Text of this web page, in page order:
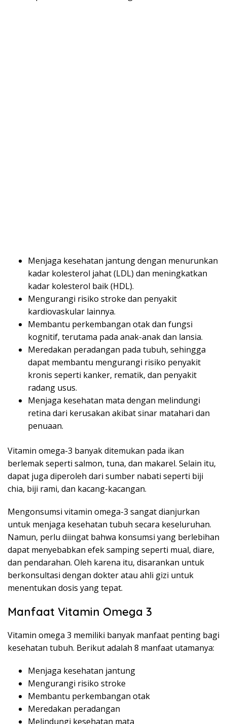
Menjaga kesehatan jantung dengan menurunkan
kadar kolesterol jahat (LDL) dan meningkatkan
kadar kolesterol baik (HDL).
Mengurangi risiko stroke dan penyakit
kardiovaskular lainnya.
Membantu perkembangan otak dan fungsi
kognitif, terutama pada anak-anak dan lansia.
Meredakan peradangan pada tubuh, sehingga
dapat membantu mengurangi risiko penyakit
kronis seperti kanker, rematik, dan penyakit
radang usus.
Menjaga kesehatan mata dengan melindungi
retina dari kerusakan akibat sinar matahari dan
penuaan.
Vitamin omega-3 banyak ditemukan pada ikan
berlemak seperti salmon, tuna, dan makarel. Selain itu,
dapat juga diperoleh dari sumber nabati seperti biji
chia, biji rami, dan kacang-kacangan.
Mengonsumsi vitamin omega-3 sangat dianjurkan
untuk menjaga kesehatan tubuh secara keseluruhan.
Namun, perlu diingat bahwa konsumsi yang berlebihan
dapat menyebabkan efek samping seperti mual, diare,
dan pendarahan. Oleh karena itu, disarankan untuk
berkonsultasi dengan dokter atau ahli gizi untuk
menentukan dosis yang tepat.
Manfaat Vitamin Omega 3
Vitamin omega 3 memiliki banyak manfaat penting bagi
kesehatan tubuh. Berikut adalah 8 manfaat utamanya:
Menjaga kesehatan jantung
Mengurangi risiko stroke
Membantu perkembangan otak
Meredakan peradangan
Melindungi kesehatan mata